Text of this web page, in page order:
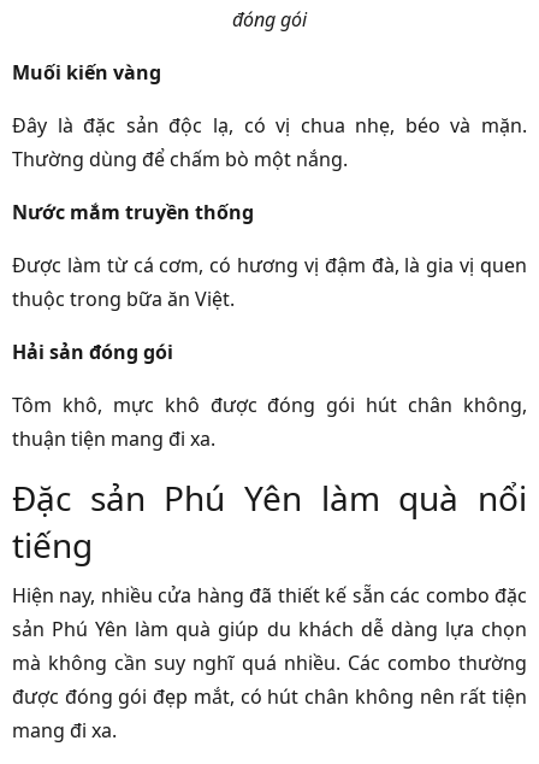
đóng gói
Muối kiến vàng
Đây là đặc sản độc lạ, có vị chua nhẹ, béo và mặn.
Thường dùng để chấm bò một nắng.
Nước mắm truyền thống
Được làm từ cá cơm, có hương vị đậm đà, là gia vị quen
thuộc trong bữa ăn Việt.
Hải sản đóng gói
Tôm khô, mực khô được đóng gói hút chân không,
thuận tiện mang đi xa.
Đặc sản Phú Yên làm quà nổi
tiếng
Hiện nay, nhiều cửa hàng đã thiết kế sẵn các combo đặc
sản Phú Yên làm quà giúp du khách dễ dàng lựa chọn
mà không cần suy nghĩ quá nhiều. Các combo thường
được đóng gói đẹp mắt, có hút chân không nên rất tiện
mang đi xa.